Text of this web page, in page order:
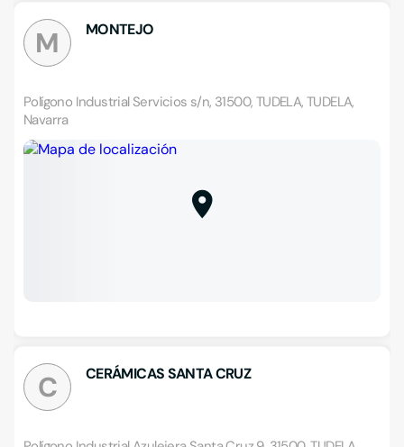
M MONTEJO
Polígono Industrial Servicios s/n, 31500, TUDELA, TUDELA,
Navarra
C CERÁMICAS SANTA CRUZ